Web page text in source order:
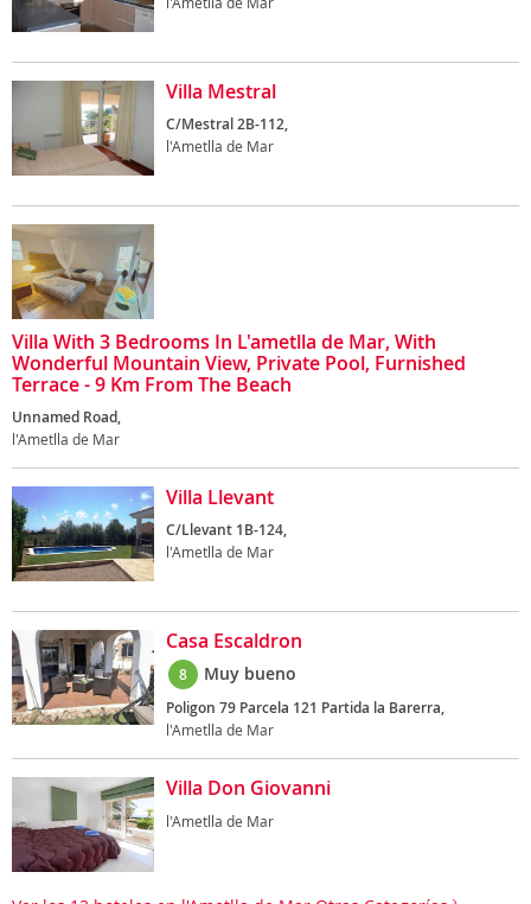
Villa Mestral
C/Mestral 2B-112,
l'Ametlla de Mar
Villa With 3 Bedrooms In L'ametlla de Mar, With
Wonderful Mountain View, Private Pool, Furnished
Terrace - 9 Km From The Beach
Unnamed Road,
l'Ametlla de Mar
Villa Llevant
C/Llevant 1B-124,
l'Ametlla de Mar
Casa Escaldron
8 Muy bueno
Poligon 79 Parcela 121 Partida la Barerra,
l'Ametlla de Mar
Villa Don Giovanni
l'Ametlla de Mar